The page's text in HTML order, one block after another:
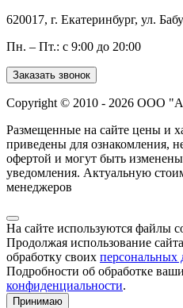
620017, г. Екатеринбург, ул.
Пн. – Пт.: с 9:00 до 20:00
Заказать звонок
Copyright © 2010 - 2026 ООО
Размещенные на сайте цены и
приведены для ознакомления,
офертой и могут быть изменены
уведомления. Актуальную
менеджеров
На сайте используются файлы
Продолжая использование
обработку своих персональных
Подробности об обработке
конфиденциальности.
Принимаю